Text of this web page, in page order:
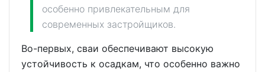
особенно привлекательным для
современных застройщиков.
Во-первых, сваи обеспечивают высокую
устойчивость к осадкам, что особенно важно